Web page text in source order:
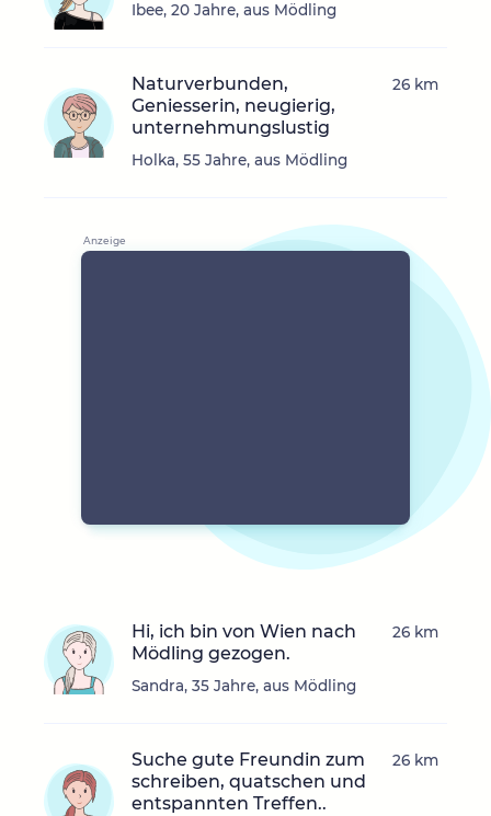
Ibee, 20 Jahre, aus Mödling
Naturverbunden,
Geniesserin, neugierig,
unternehmungslustig
Holka, 55 Jahre, aus Mödling
26 km
Hi, ich bin von Wien nach
Mödling gezogen.
Sandra, 35 Jahre, aus Mödling
26 km
Suche gute Freundin zum
schreiben, quatschen und
entspannten Treffen..
26 km